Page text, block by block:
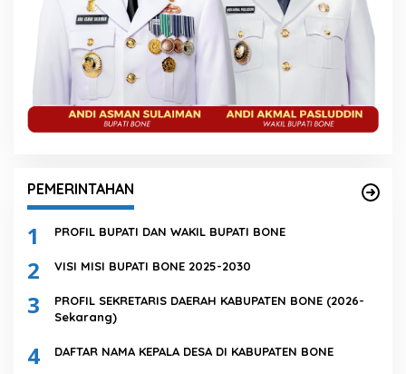
PEMERINTAHAN
1 PROFIL BUPATI DAN WAKIL BUPATI BONE
2 VISI MISI BUPATI BONE 2025-2030
3
PROFIL SEKRETARIS DAERAH KABUPATEN BONE (2026-
Sekarang)
4 DAFTAR NAMA KEPALA DESA DI KABUPATEN BONE